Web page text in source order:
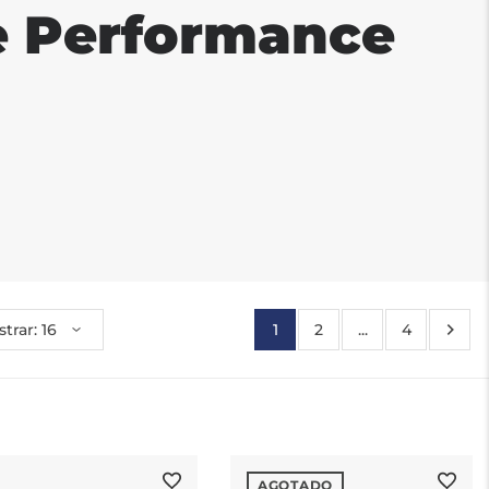
Performance
1 2 ... 4
AGOTADO